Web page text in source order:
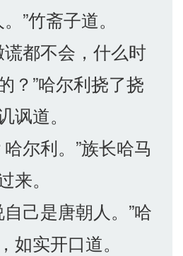
”竹斋子道。
都不会，什么时
？”哈尔利挠了挠
讽道。
尔利。”族长哈马
来。
己是唐朝人。”哈
如实开口道。